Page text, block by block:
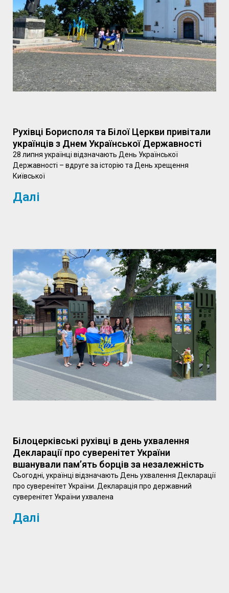
Рухівці Борисполя та Білої Церкви привітали
українців з Днем Української Державності
28 липня українці відзначають День Української
Державності – вдруге за історію та День хрещення
Київської
Далі
Білоцерківські рухівці в день ухвалення
Декларації про суверенітет України
вшанували пам’ять борців за незалежність
Сьогодні, українці відзначають День ухвалення Декларації
про суверенітет України. Декларація про державний
суверенітет України ухвалена
Далі